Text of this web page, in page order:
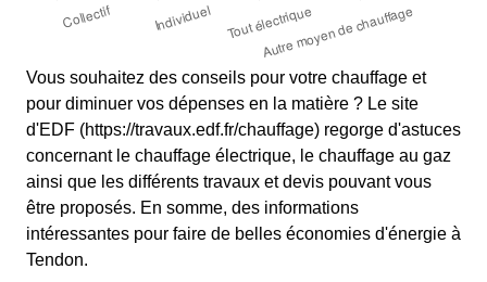
Vous souhaitez des conseils pour votre chauffage et
pour diminuer vos dépenses en la matière ? Le site
d'EDF (https://travaux.edf.fr/chauffage) regorge d'astuces
concernant le chauffage électrique, le chauffage au gaz
ainsi que les différents travaux et devis pouvant vous
être proposés. En somme, des informations
intéressantes pour faire de belles économies d'énergie à
Tendon.